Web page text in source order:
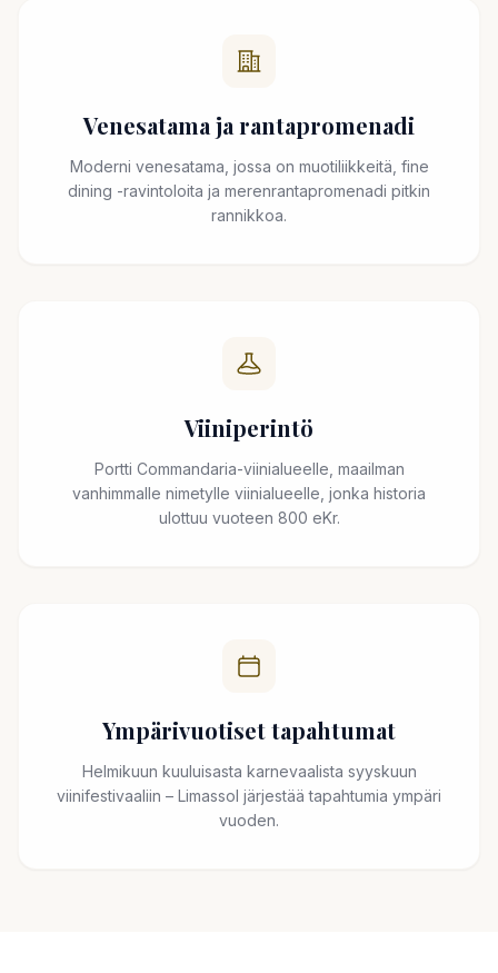
Venesatama ja rantapromenadi
Moderni venesatama, jossa on muotiliikkeitä, fine
dining -ravintoloita ja merenrantapromenadi pitkin
rannikkoa.
Viiniperintö
Portti Commandaria-viinialueelle, maailman
vanhimmalle nimetylle viinialueelle, jonka historia
ulottuu vuoteen 800 eKr.
Ympärivuotiset tapahtumat
Helmikuun kuuluisasta karnevaalista syyskuun
viinifestivaaliin – Limassol järjestää tapahtumia ympäri
vuoden.